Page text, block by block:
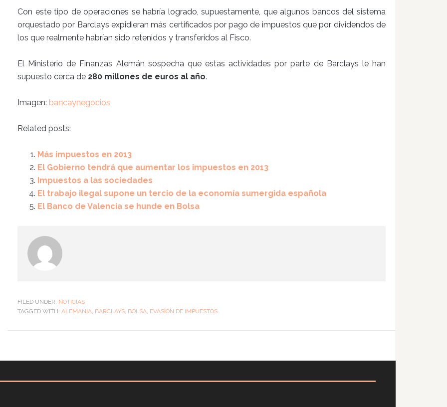
Con este tipo de operaciones se habría logrado, supuestamente, que algunos bancos del sistema
orquestado por Barclays expidieran más certificados por pago de impuestos que por dividendos de
los que realmente habrían sido retenidos y transferidos al Fisco.
El Ministerio de Finanzas Alemán sospecha que estas actividades por parte de Barclays le han
supuesto cerca de 280 millones de euros al año.
Imagen: bancaynegocios
Related posts:
Más impuestos en 2013
El Gobierno tendrá que aumentar los impuestos en 2013
Impuestos a las sociedades
El trabajo ilegal supone un tercio de la economía sumergida española
El Banco de Valencia se hunde en Bolsa
FILED UNDER: NOTICIAS
TAGGED WITH: ALEMANIA, BARCLAYS, BOLSA, EVASIÓN DE IMPUESTOS